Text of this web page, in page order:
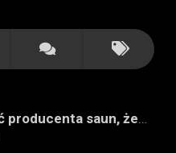
Jak sprawdzić producenta saun, żeby projekt miał sens na lata